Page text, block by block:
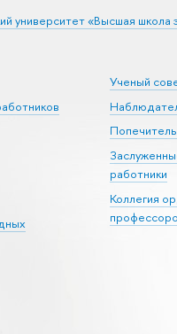
университет «Высшая школа
Ученый
работники
Коллегия